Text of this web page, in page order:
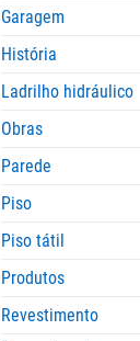
Garagem
História
Ladrilho hidráulico
Obras
Parede
Piso
Piso tátil
Produtos
Revestimento